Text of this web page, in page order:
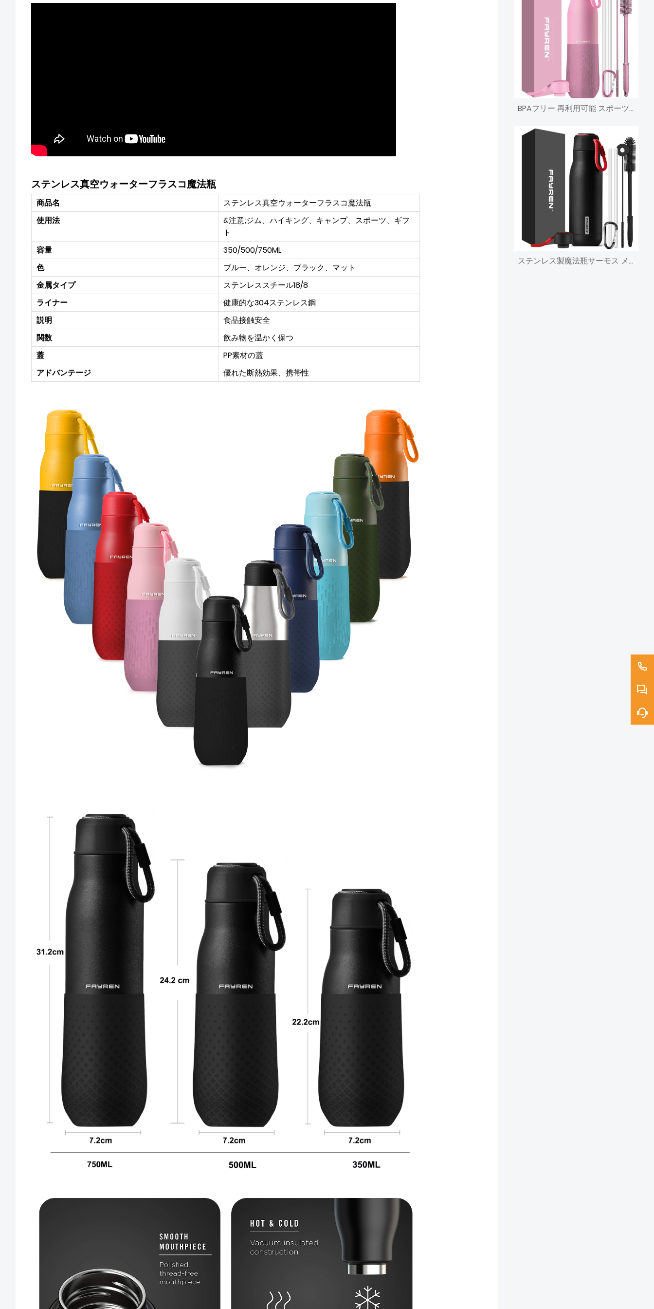
ステンレス真空ウォーターフラスコ魔法瓶
商品名
ステンレス真空ウォーターフラスコ魔法瓶
使用法
&注意;ジム、ハイキング、キャンプ、スポーツ、ギフ
ト
容量
350/500/750ML
色
ブルー、オレンジ、ブラック、マット
金属タイプ
ステンレススチール18/8
ライナー
健康的な304ステンレス鋼
説明
食品接触安全
関数
飲み物を温かく保つ
蓋
PP素材の蓋
アドバンテージ
優れた断熱効果、携帯性
BPAフリー 再利用可能 スポーツ 真空断熱 ステンレススチール ウォーターボトル
ステンレス製魔法瓶サーモス メーカー